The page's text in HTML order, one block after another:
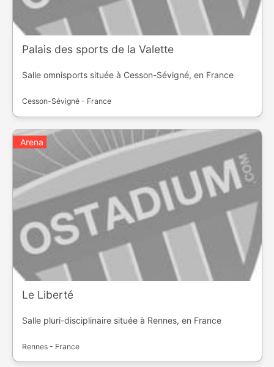
Palais des sports de la Valette
Salle omnisports située à Cesson-Sévigné, en France
Cesson-Sévigné - France
Arena
Le Liberté
Salle pluri-disciplinaire située à Rennes, en France
Rennes - France